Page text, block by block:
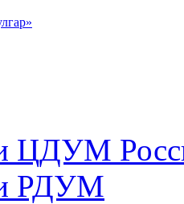
ЦДУМ
РДУМ